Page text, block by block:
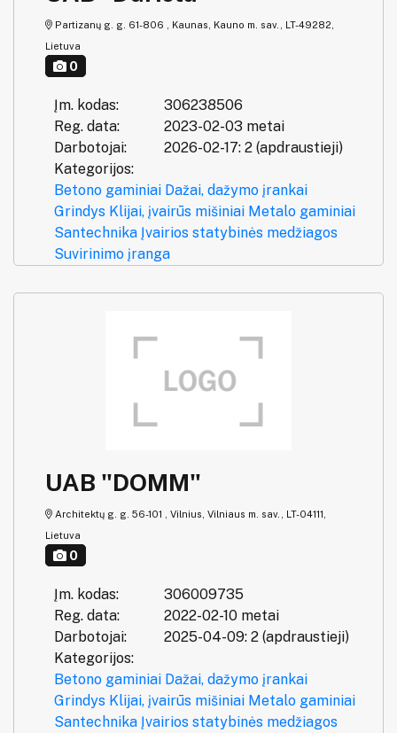
Partizanų g. g. 61-806 , Kaunas, Kauno m. sav., LT-49282,
Lietuva
0
Įm. kodas:
306238506
Reg. data:
2023-02-03 metai
Darbotojai:
2026-02-17: 2 (apdraustieji)
Kategorijos:
Betono gaminiai Dažai, dažymo įrankai
Grindys Klijai, įvairūs mišiniai Metalo gaminiai
Santechnika Įvairios statybinės medžiagos
Suvirinimo įranga
UAB "DOMM"
Architektų g. g. 56-101 , Vilnius, Vilniaus m. sav., LT-04111,
Lietuva
0
Įm. kodas:
306009735
Reg. data:
2022-02-10 metai
Darbotojai:
2025-04-09: 2 (apdraustieji)
Kategorijos:
Betono gaminiai Dažai, dažymo įrankai
Grindys Klijai, įvairūs mišiniai Metalo gaminiai
Santechnika Įvairios statybinės medžiagos